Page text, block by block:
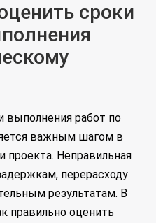
сроки
выполнения работ по
важным шагом в
проекта. Неправильная
перерасходу
результатам. В
правильно оценить